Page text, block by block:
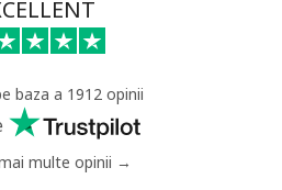
baza a 1912 opinii
multe opinii →